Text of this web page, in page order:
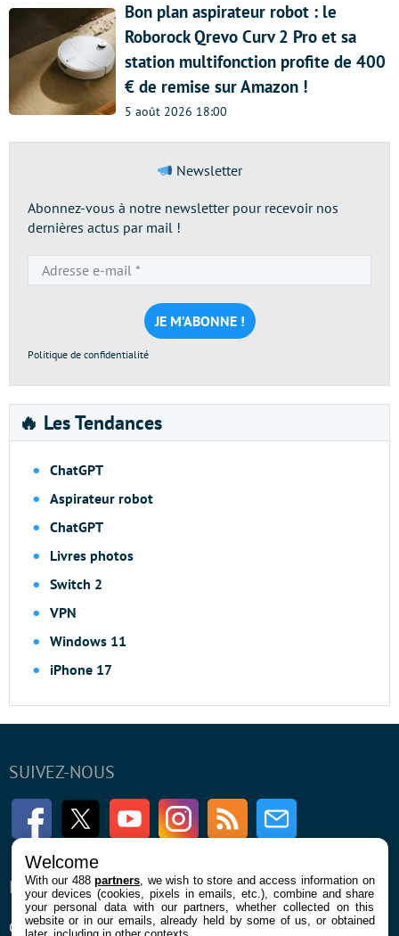
Bon plan aspirateur robot : le
Roborock Qrevo Curv 2 Pro et sa
station multifonction profite de 400
€ de remise sur Amazon !
5 août 2026 18:00
Newsletter
Abonnez-vous à notre newsletter pour recevoir nos
dernières actus par mail !
e-
mail
*
Politique de confidentialité
🔥 Les Tendances
ChatGPT
Aspirateur robot
ChatGPT
Livres photos
Switch 2
VPN
Windows 11
iPhone 17
SUIVEZ-NOUS
FacebookTwitter Youtube InstagramRSS Newsletter
ENTREPRISE
Qui sommes nous
À PROPOS
La rédaction
Welcome
With our 488partners , we wish to store and access information on
your devices (cookies, pixels in emails, etc.), combine and share
your personal data with our partners, whether collected on this
website or in our emails, already held by some of us, or obtained
later, including in other contexts.